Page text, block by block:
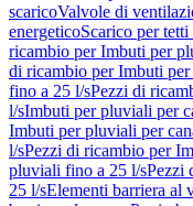
scaricoValvole di
energeticoScarico per
ricambio per Imbuti per
di ricambio per Imbuti
fino a 25 l/sPezzi di
l/sImbuti per pluviali per
Imbuti per pluviali per
l/sPezzi di ricambio per
pluviali fino a 25 l/sPezzi
25 l/sElementi barriera al